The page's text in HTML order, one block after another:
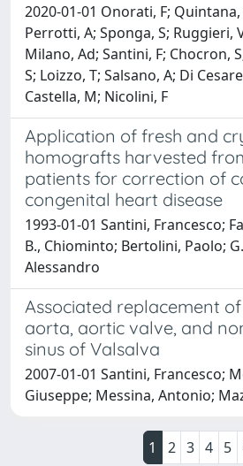
2020-01-01 Onorati, F; Quintana,
Perrotti, A; Sponga, S; Ruggieri,
Milano, Ad; Santini, F; Chocron,
S; Loizzo, T; Salsano, A; Di
Castella, M; Nicolini, F
Application of fresh and
homografts harvested
patients for correction of
congenital heart disease
1993-01-01 Santini, Francesco;
B., Chiominto; Bertolini, Paolo;
Alessandro
Associated replacement
aorta, aortic valve, and
sinus of Valsalva
2007-01-01 Santini, Francesco;
Giuseppe; Messina, Antonio;
1 2 3 4 5